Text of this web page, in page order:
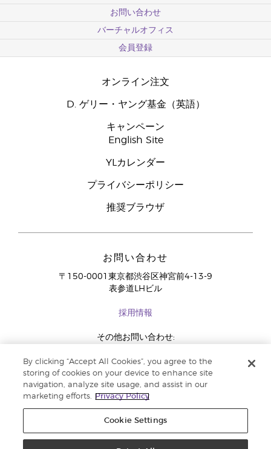
お問い合わせ
バーチャルオフィス
会員登録
オンライン注文
D. ゲリー・ヤング基金（英語）
キャンペーン
English Site
YLカレンダー
プライバシーポリシー
推奨ブラウザ
お問い合わせ
〒150-0001東京都渋谷区神宮前4-13-9
表参道LHビル
採用情報
その他お問い合わせ:
By clicking “Accept All Cookies”, you agree to the
storing of cookies on your device to enhance site
navigation, analyze site usage, and assist in our
marketing efforts.
Privacy Policy
Cookie Settings